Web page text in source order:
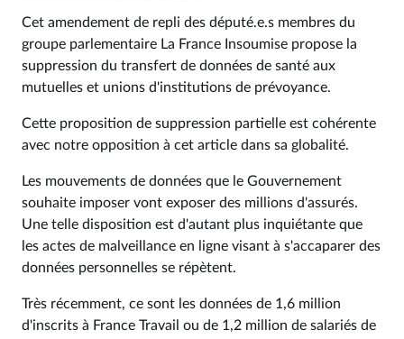
Cet amendement de repli des député.e.s membres du
groupe parlementaire La France Insoumise propose la
suppression du transfert de données de santé aux
mutuelles et unions d'institutions de prévoyance.
Cette proposition de suppression partielle est cohérente
avec notre opposition à cet article dans sa globalité.
Les mouvements de données que le Gouvernement
souhaite imposer vont exposer des millions d'assurés.
Une telle disposition est d'autant plus inquiétante que
les actes de malveillance en ligne visant à s'accaparer des
données personnelles se répètent.
Très récemment, ce sont les données de 1,6 million
d'inscrits à France Travail ou de 1,2 million de salariés de